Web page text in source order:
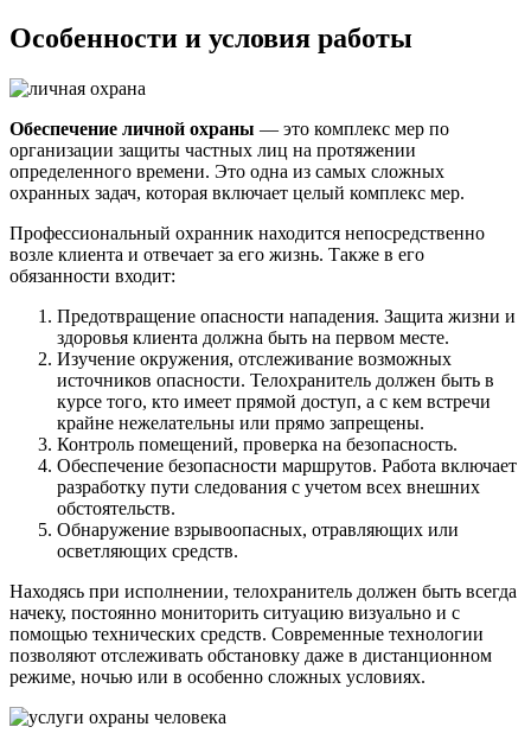
Особенности и условия работы
Обеспечение личной охраны — это комплекс мер по
организации защиты частных лиц на протяжении
определенного времени. Это одна из самых сложных
охранных задач, которая включает целый комплекс мер.
Профессиональный охранник находится непосредственно
возле клиента и отвечает за его жизнь. Также в его
обязанности входит:
Предотвращение опасности нападения. Защита жизни и
здоровья клиента должна быть на первом месте.
Изучение окружения, отслеживание возможных
источников опасности. Телохранитель должен быть в
курсе того, кто имеет прямой доступ, а с кем встречи
крайне нежелательны или прямо запрещены.
Контроль помещений, проверка на безопасность.
Обеспечение безопасности маршрутов. Работа включает
разработку пути следования с учетом всех внешних
обстоятельств.
Обнаружение взрывоопасных, отравляющих или
осветляющих средств.
Находясь при исполнении, телохранитель должен быть всегда
начеку, постоянно мониторить ситуацию визуально и с
помощью технических средств. Современные технологии
позволяют отслеживать обстановку даже в дистанционном
режиме, ночью или в особенно сложных условиях.